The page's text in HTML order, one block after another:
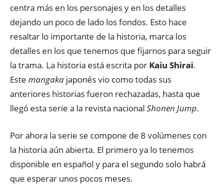
centra más en los personajes y en los detalles
dejando un poco de lado los fondos. Esto hace
resaltar lo importante de la historia, marca los
detalles en los que tenemos que fijarnos para seguir
la trama. La historia está escrita por Kaiu Shirai.
Este mangaka japonés vio como todas sus
anteriores historias fueron rechazadas, hasta que
llegó esta serie a la revista nacional Shonen Jump.
Por ahora la serie se compone de 8 volúmenes con
la historia aún abierta. El primero ya lo tenemos
disponible en español y para el segundo solo habrá
que esperar unos pocos meses.